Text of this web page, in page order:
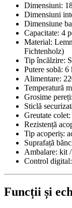
Dimensiuni:
Dimensiuni
Dimensiune
Capacitate: 4
Material:
Fichtenholz)
Tip încălzire:
Putere sobă: 6
Alimentare:
Temperatură
Grosime
Sticlă
Greutate
Rezistență
Tip acoperiș:
Suprafață
Ambalare: kit
Control
Funcții și